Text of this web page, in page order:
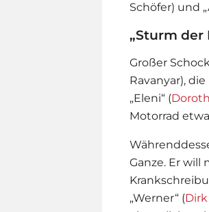
Schöfer) und
„Sturm der
Großer
Ravanyar),
„Eleni“ (
Motorrad
Ganze. Er
„Werner“ (